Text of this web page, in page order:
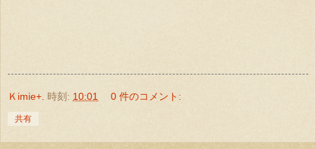
Ｋimie+. 時刻: 10:01 0 件のコメント:
共有